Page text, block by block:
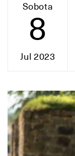
Sobota
8
Jul 2023